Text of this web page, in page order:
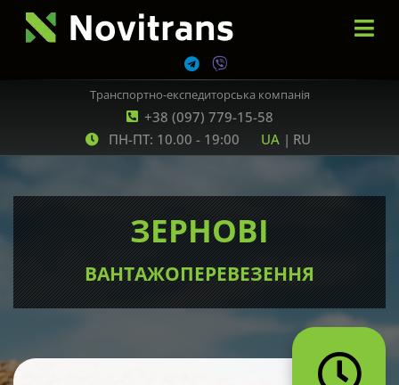
+38 (097) 779-15-58
Транспортно-експедиторська компанія
ПН-ПТ: 10.00 - 19:00 UA | RU
ЗЕРНОВІ
ВАНТАЖОПЕРЕВЕЗЕННЯ